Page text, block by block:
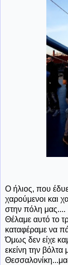
Ο ήλιος, που
χαρούμενοι και
στην πόλη μας....
Θέλαμε αυτό το
καταφέραμε να
Όμως δεν είχε
εκείνη την